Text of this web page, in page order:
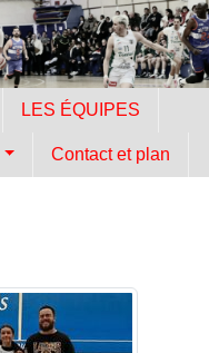
LES ÉQUIPES
Contact et plan